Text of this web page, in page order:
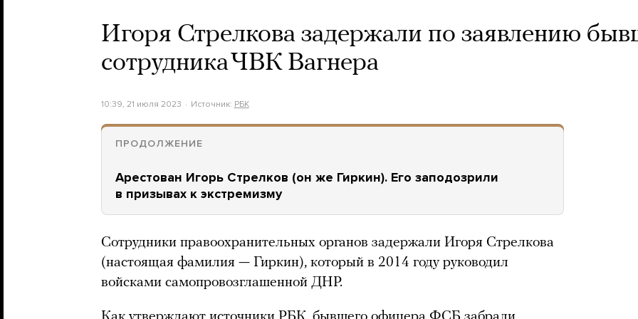
Игоря Стрелкова задержали по заявлению
сотрудника ЧВК Вагнера
10:39, 21 июля 2023 Источник: РБК
ПРОДОЛЖЕНИЕ
Арестован Игорь Стрелков (он же Гиркин). Его заподозрили
в призывах к экстремизму
Сотрудники правоохранительных органов задержали Игоря Стрелкова
(настоящая фамилия — Гиркин), который в 2014 году руководил
войсками самопровозглашенной ДНР.